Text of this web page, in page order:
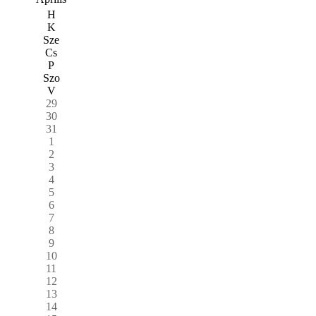
H
K
Sze
Cs
P
Szo
V
29
30
31
1
2
3
4
5
6
7
8
9
10
11
12
13
14